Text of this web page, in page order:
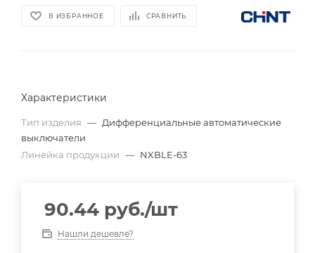
В ИЗБРАННОЕ СРАВНИТЬ
Характеристики
Тип изделия — Дифференциальные автоматические
выключатели
Линейка продукции — NXBLE-63
90.44 руб./шт
Нашли дешевле?